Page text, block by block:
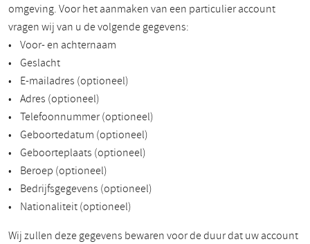
omgeving. Voor het aanmaken van een particulier account
vragen wij van u de volgende gegevens:
• Voor- en achternaam
• Geslacht
• E-mailadres (optioneel)
• Adres (optioneel)
• Telefoonnummer (optioneel)
• Geboortedatum (optioneel)
• Geboorteplaats (optioneel)
• Beroep (optioneel)
• Bedrijfsgegevens (optioneel)
• Nationaliteit (optioneel)
Wij zullen deze gegevens bewaren voor de duur dat uw account